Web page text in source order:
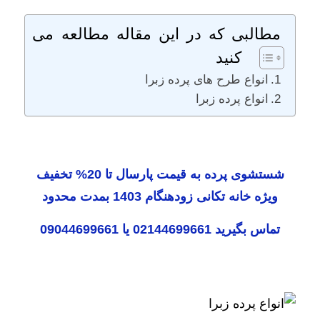
مطالبی که در این مقاله مطالعه می
کنید
انواع طرح های پرده زبرا
انواع پرده زبرا
شستشوی پرده به قیمت پارسال تا 20% تخفیف
ویژه خانه تکانی زودهنگام 1403 بمدت محدود
تماس بگیرید 02144699661 یا 09044699661